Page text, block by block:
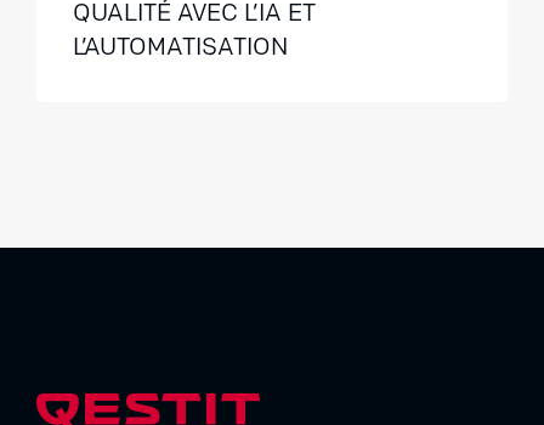
QUALITÉ AVEC L’IA ET
L’AUTOMATISATION